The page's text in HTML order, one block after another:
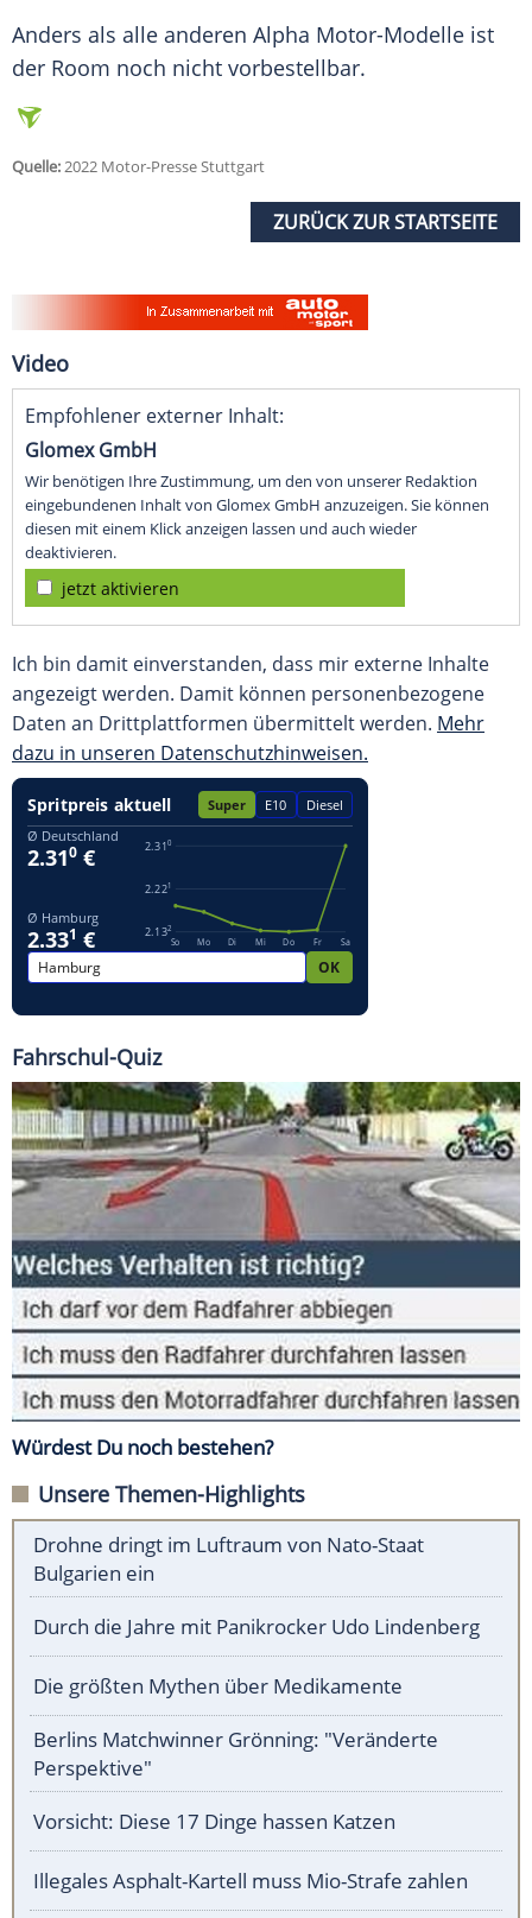
Anders als alle anderen Alpha Motor-Modelle ist
der Room noch nicht vorbestellbar.
Quelle:2022 Motor-Presse Stuttgart
ZURÜCK ZUR STARTSEITE
Video
Empfohlener externer Inhalt:
Glomex GmbH
Wir benötigen Ihre Zustimmung, um den von unserer Redaktion
eingebundenen Inhalt von Glomex GmbH anzuzeigen. Sie können
diesen mit einem Klick anzeigen lassen und auch wieder
deaktivieren.
jetzt aktivieren
Ich bin damit einverstanden, dass mir externe Inhalte
angezeigt werden. Damit können personenbezogene
Daten an Drittplattformen übermittelt werden. Mehr
dazu in unseren Datenschutzhinweisen.
Fahrschul-Quiz
Würdest Du noch bestehen?
Unsere Themen-Highlights
Drohne dringt im Luftraum von Nato-Staat
Bulgarien ein
Durch die Jahre mit Panikrocker Udo Lindenberg
Die größten Mythen über Medikamente
Berlins Matchwinner Grönning: "Veränderte
Perspektive"
Vorsicht: Diese 17 Dinge hassen Katzen
Illegales Asphalt-Kartell muss Mio-Strafe zahlen